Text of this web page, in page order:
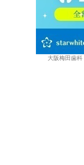
大阪梅田歯科